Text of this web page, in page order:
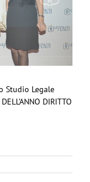
Studio Legale
DIRITTO